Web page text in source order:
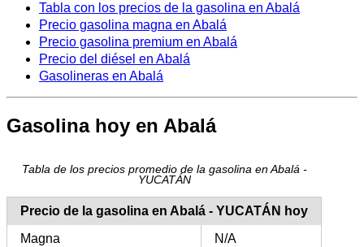
Tabla con los precios de la gasolina en Abalá
Precio gasolina magna en Abalá
Precio gasolina premium en Abalá
Precio del diésel en Abalá
Gasolineras en Abalá
Gasolina hoy en Abalá
Tabla de los precios promedio de la gasolina en Abalá -
YUCATÁN
Precio de la gasolina en Abalá - YUCATÁN hoy
Magna
N/A